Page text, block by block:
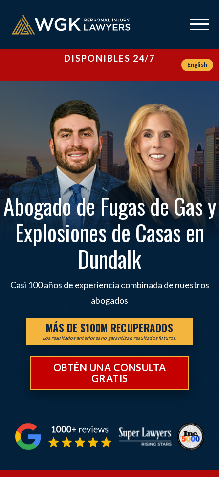
DISPONIBLES 24/7
English
Abogado de Fugas de Gas y
Explosiones de Casas en
Dundalk
Casi 100 años de experiencia combinada de nuestros
abogados
MÁS DE $100M RECUPERADOS
Los resultados anteriores no garantizan resultados futuros.
OBTÉN UNA CONSULTA
GRATIS